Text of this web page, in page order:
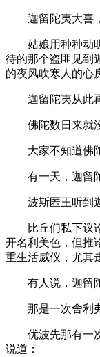
迦留陀夷大喜，
姑娘用种种动听
待的那个盗匪见到
的夜风吹寒人的心
迦留陀夷从此再
佛陀数日来就没
大家不知道佛陀
有一天，迦留陀
波斯匿王听到迦
比丘们私下议论
开名利美色，但推
重生活威仪，尤其
有人说，迦留陀
那是一次舍利弗
优波先那有一次
说道：